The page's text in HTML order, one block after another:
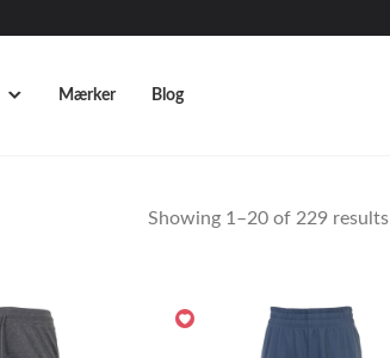
Mærker Blog
Showing 1–20 of 229 results